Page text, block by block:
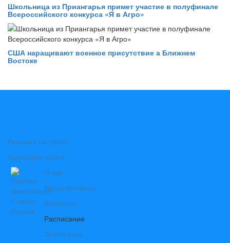
Школьница из Приангарья примет участие в полуфинале
Всероссийского конкурса «Я в Агро»
США наращивают военное присутствие а Ближнем
Востоке
Реклама на сайте
Аудитория сайта
О нас
Наши контакты
Вакансии
Расписание
Электрички